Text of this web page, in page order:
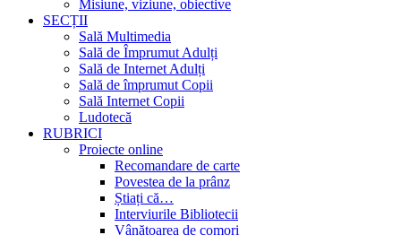
Misiune, viziune, obiective
SECȚII
Sală Multimedia
Sală de Împrumut Adulți
Sală de Internet Adulți
Sală de împrumut Copii
Sală Internet Copii
Ludotecă
RUBRICI
Proiecte online
Recomandare de carte
Povestea de la prânz
Știați că…
Interviurile Bibliotecii
Vânătoarea de comori